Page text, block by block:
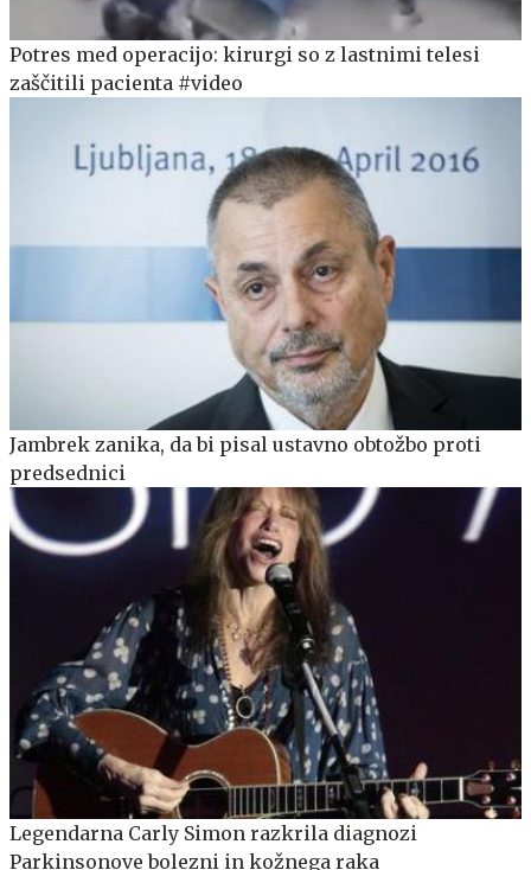
Potres med operacijo: kirurgi so z lastnimi telesi
zaščitili pacienta #video
Jambrek zanika, da bi pisal ustavno obtožbo proti
predsednici
Legendarna Carly Simon razkrila diagnozi
Parkinsonove bolezni in kožnega raka